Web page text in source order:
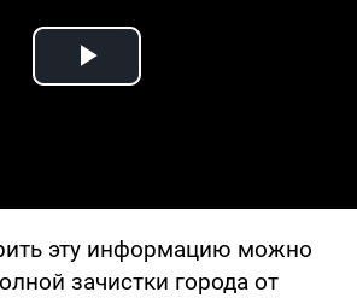
Play Video
эту информацию можно
зачистки города от